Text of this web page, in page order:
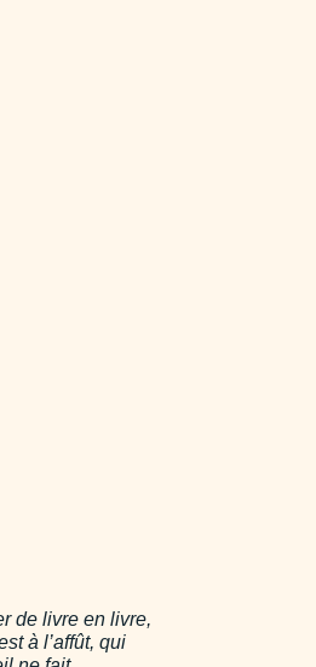
de livre en livre,
à l’affût, qui